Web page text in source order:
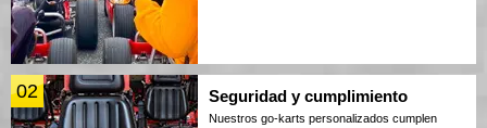
02 Seguridad y cumplimiento
Nuestros go-karts personalizados cumplen